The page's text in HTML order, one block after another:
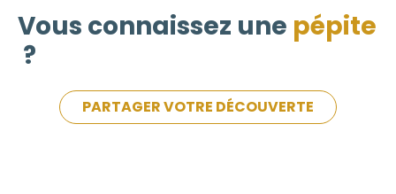
Vous connaissez une pépite
?
PARTAGER VOTRE DÉCOUVERTE